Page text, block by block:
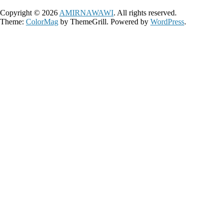
Copyright © 2026 AMIRNAWAWI. All rights reserved.
Theme: ColorMag by ThemeGrill. Powered by WordPress.